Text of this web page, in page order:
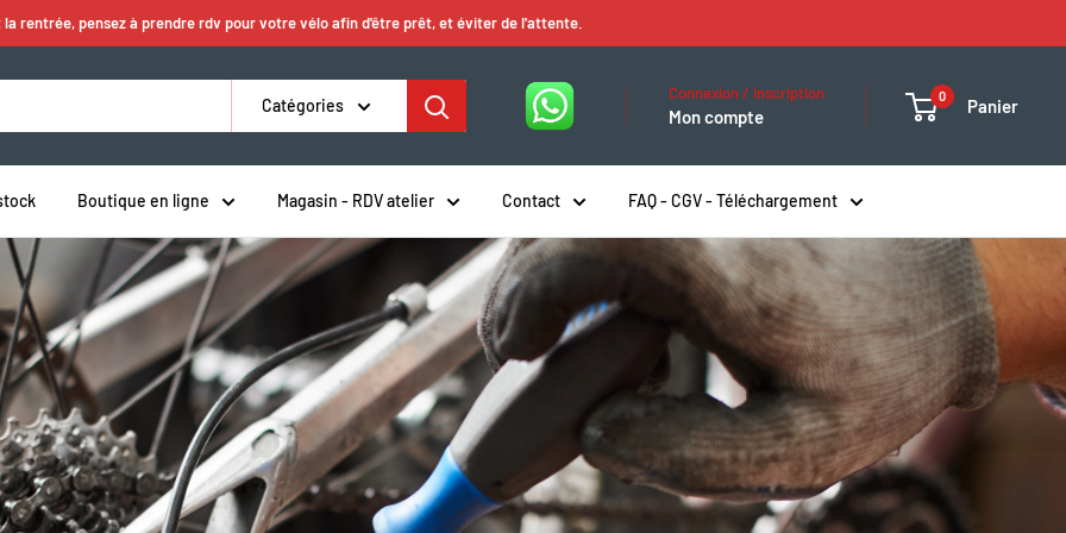
la rentrée, pensez à prendre rdv pour votre vélo afin d'être prêt, et éviter de l'attente.
Catégories
Connexion / Inscription
Mon compte
0 Panier
Boutique en ligne Magasin - RDV atelier Contact FAQ - CGV - Téléchargement